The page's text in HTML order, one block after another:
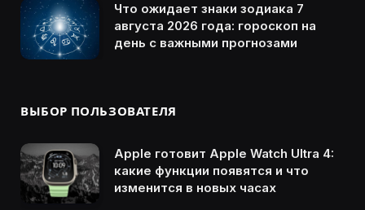
Что ожидает знаки зодиака 7
августа 2026 года: гороскоп на
день с важными прогнозами
ВЫБОР ПОЛЬЗОВАТЕЛЯ
Apple готовит Apple Watch Ultra 4:
какие функции появятся и что
изменится в новых часах